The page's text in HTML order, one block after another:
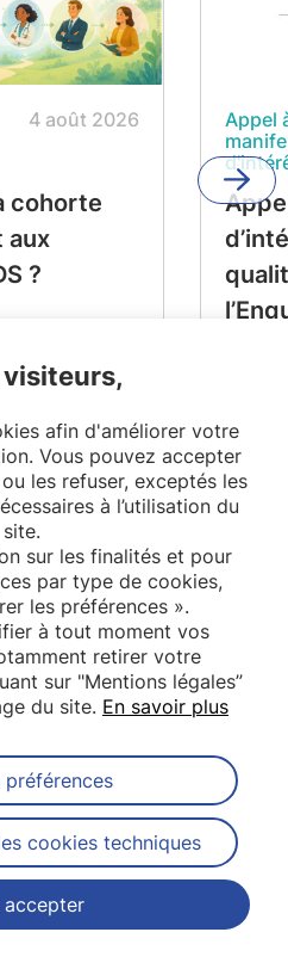
4 août 2026
cohorte
aux
?
Appel
à notre newsletter
légales Plan du site
afin d'améliorer votre
Vous pouvez accepter
les refuser, exceptés les
à l’utilisation du
site.
sur les finalités et pour
par type de cookies,
les préférences ».
à tout moment vos
retirer votre
sur "Mentions légales”
du site. En savoir plus
préférences
cookies techniques
accepter